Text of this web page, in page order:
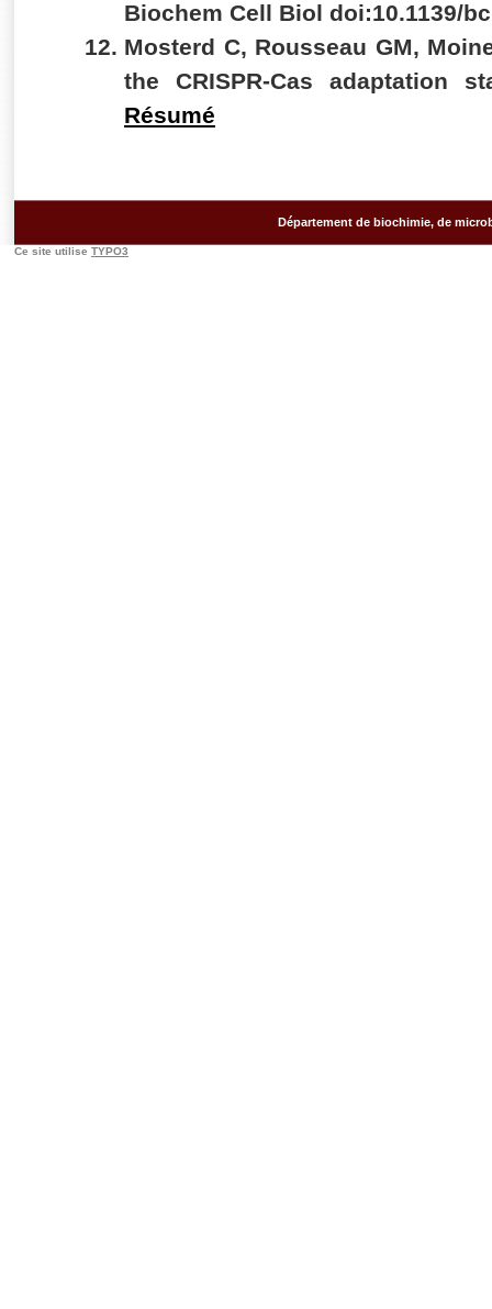
Biochem Cell Biol doi:10.1139/
Mosterd C, Rousseau GM,
the CRISPR-Cas adaptation
Résumé
Département de biochimie, de
Ce site utilise TYPO3